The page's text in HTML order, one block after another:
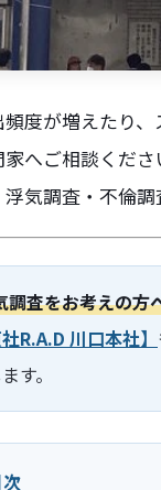
度が増えたり
へご相談くださ
気調査・不倫
調査をお考えの方
R.A.D 川口本社】
す。